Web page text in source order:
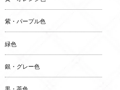
紫・パープル色
緑色
銀・グレー色